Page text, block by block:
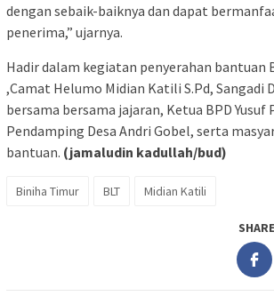
dengan sebaik-baiknya dan dapat
penerima,” ujarnya.
Hadir dalam kegiatan penyerahan bantuan
,Camat Helumo Midian Katili S.Pd, Sangadi
bersama bersama jajaran, Ketua BPD Yusuf
Pendamping Desa Andri Gobel, serta
bantuan. (jamaludin kadullah/bud)
Biniha Timur BLT Midian Katili
SHARE